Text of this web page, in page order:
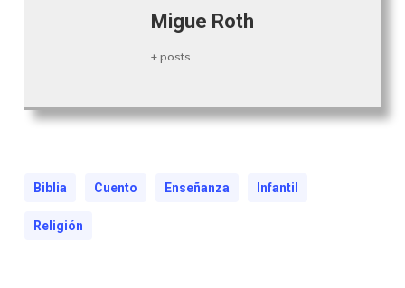
Migue Roth
+ posts
Biblia Cuento Enseñanza Infantil
Religión